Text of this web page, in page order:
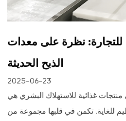
للتجارة: نظرة على معدات
الذبح الحديثة
2025-06-23
منتجات غذائية للاستهلاك البشري هي
للغاية. تكمن في قلبها مجموعة من